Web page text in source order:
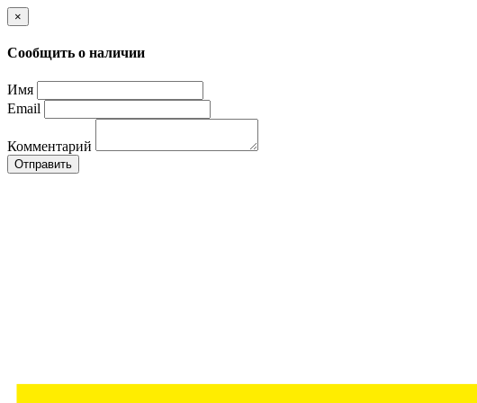
×
Сообщить о наличии
Имя
Email
Комментарий
Отправить